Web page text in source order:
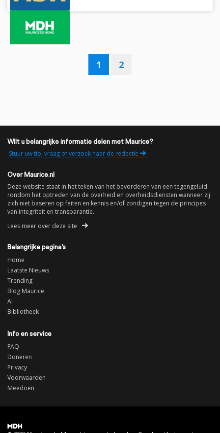
1 2
Wilt u belangrijke informatie delen met Maurice?
Stuur uw tip, vraag of verzoek naar de redactie
Over Maurice.nl
Deze website staat in het teken van het bevorderen van een tegengeluid
rondom het optreden van de overheid en overheidsdiensten wanneer zij
zich niet baseren op feiten en kennis en/of zondigen tegen de principes
van integriteit en transparantie.
Lees meer over deze site
Belangrijke pagina’s
Home
Laatste Nieuws
Trending
Blog Maurice
AI
Bibliotheek
Info en service
FAQ
Doneren
Privacy
Voorwaarden
Meedoen